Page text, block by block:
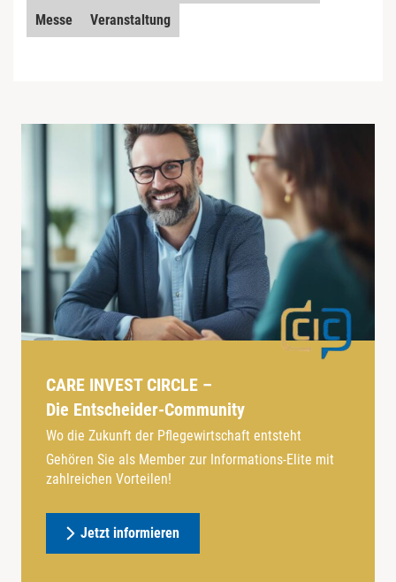
Messe Veranstaltung
CARE INVEST CIRCLE –
Die Entscheider-Community
Wo die Zukunft der Pflegewirtschaft entsteht
Gehören Sie als Member zur Informations-Elite mit
zahlreichen Vorteilen!
Jetzt informieren